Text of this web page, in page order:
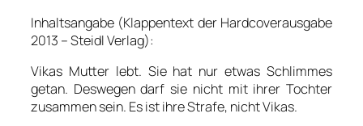
Inhaltsangabe (Klappentext der Hardcoverausgabe
2013 – Steidl Verlag):
Vikas Mutter lebt. Sie hat nur etwas Schlimmes
getan. Deswegen darf sie nicht mit ihrer Tochter
zusammen sein. Es ist ihre Strafe, nicht Vikas.